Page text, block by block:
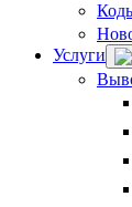
Услуги